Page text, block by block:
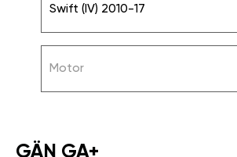
Swift (IV) 2010-17
Motor
GÄN GA+